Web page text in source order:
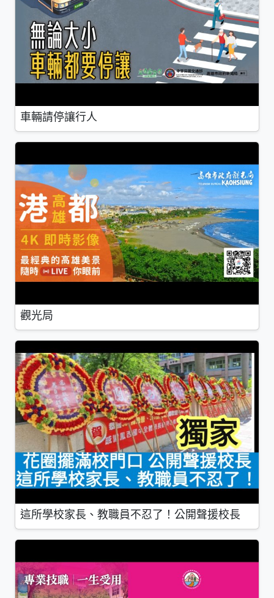
車輛請停讓行人
觀光局
這所學校家長、教職員不忍了！公開聲援校長